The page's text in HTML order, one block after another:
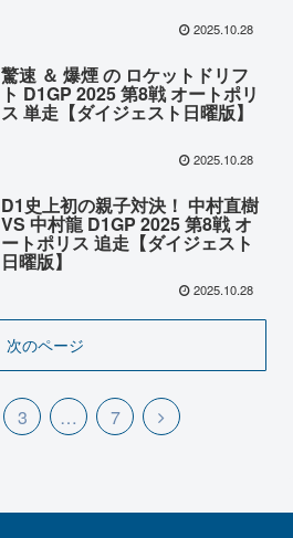
2025.10.28
驚速 ＆ 爆煙 の ロケットドリフ
ト D1GP 2025 第8戦 オートポリ
ス 単走【ダイジェスト日曜版】
2025.10.28
D1史上初の親子対決！ 中村直樹
VS 中村龍 D1GP 2025 第8戦 オ
ートポリス 追走【ダイジェスト
日曜版】
2025.10.28
次のページ
3 … 7